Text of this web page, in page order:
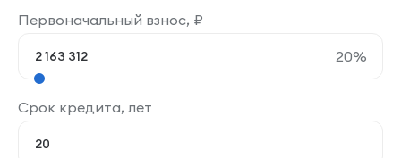
Первоначальный взнос, ₽
20%
Срок кредита, лет